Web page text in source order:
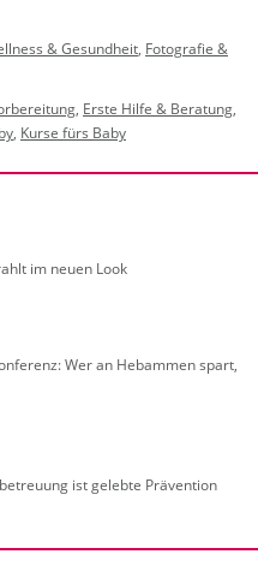
& Gesundheit, Fotografie &
, Erste Hilfe & Beratung,
, Kurse fürs Baby
im neuen Look
Wer an Heb­am­men spart,
ist ge­leb­te Prä­ven­ti­on